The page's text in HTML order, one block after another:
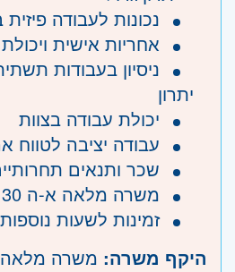
נכונות לעבודה
אחריות אישית
ניסיון בעבודות
יתרון
יכולת עבודה בצוות
עבודה יציבה לטווח
שכר ותנאים
משרה מלאה א-ה 06:30-16:30
זמינות לשעות
היקף משרה: משרה מלאה